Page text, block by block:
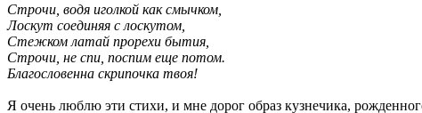
Строчи, водя иголкой как смычком,
Лоскут соединяя с лоскутом,
Стежком латай прорехи бытия,
Строчи, не спи, поспим еще потом.
Благословенна скрипочка твоя!
Я очень люблю эти стихи, и мне дорог образ кузнечика,